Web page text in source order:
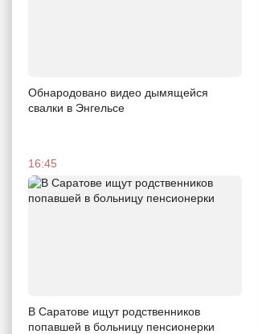
Обнародовано видео дымящейся
свалки в Энгельсе
16:45
В Саратове ищут родственников
попавшей в больницу пенсионерки